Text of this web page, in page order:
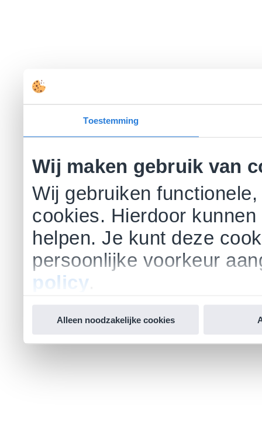
Toestemming
Wij maken gebruik van
Wij gebruiken
cookies. Hierdoor
helpen. Je kunt deze
persoonlijke voorkeur
policy
Alleen noodzakelijke cookies